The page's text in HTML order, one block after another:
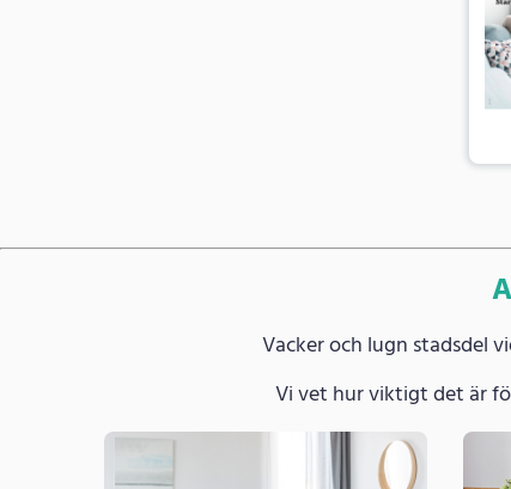
Vacker och lugn stadsdel
Vi vet hur viktigt det är